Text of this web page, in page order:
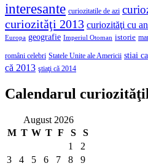
interesante curiozitatile de azi
curiozităţi 2013 curiozităţi cu
Europa geografie Imperiul Otoman istorie
români celebri Statele Unite ale Americii stiai ca
că 2013 ştiaţi că 2014
Calendarul
August 2026
M T W T F S
S
1
2
3
4 5 6 7 8
9